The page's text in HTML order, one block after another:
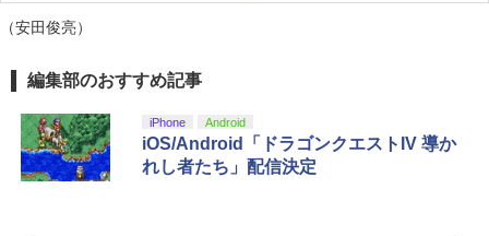
（安田俊亮）
編集部のおすすめ記事
iPhone Android
iOS/Android「ドラゴンクエストIV 導か
れし者たち」配信決定